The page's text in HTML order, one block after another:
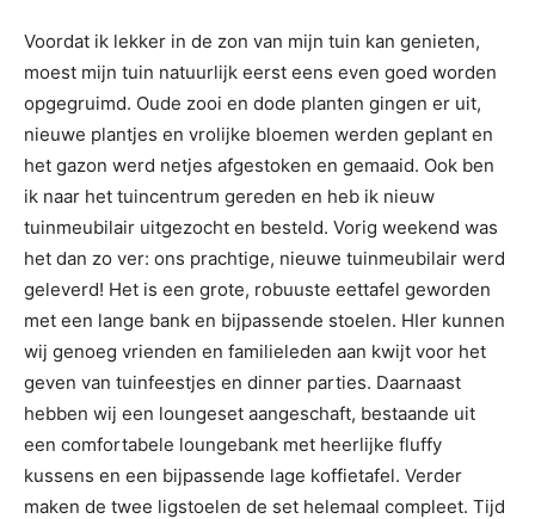
Voordat ik lekker in de zon van mijn tuin kan genieten,
moest mijn tuin natuurlijk eerst eens even goed worden
opgegruimd. Oude zooi en dode planten gingen er uit,
nieuwe plantjes en vrolijke bloemen werden geplant en
het gazon werd netjes afgestoken en gemaaid. Ook ben
ik naar het tuincentrum gereden en heb ik nieuw
tuinmeubilair uitgezocht en besteld. Vorig weekend was
het dan zo ver: ons prachtige, nieuwe tuinmeubilair werd
geleverd! Het is een grote, robuuste eettafel geworden
met een lange bank en bijpassende stoelen. HIer kunnen
wij genoeg vrienden en familieleden aan kwijt voor het
geven van tuinfeestjes en dinner parties. Daarnaast
hebben wij een loungeset aangeschaft, bestaande uit
een comfortabele loungebank met heerlijke fluffy
kussens en een bijpassende lage koffietafel. Verder
maken de twee ligstoelen de set helemaal compleet. Tijd